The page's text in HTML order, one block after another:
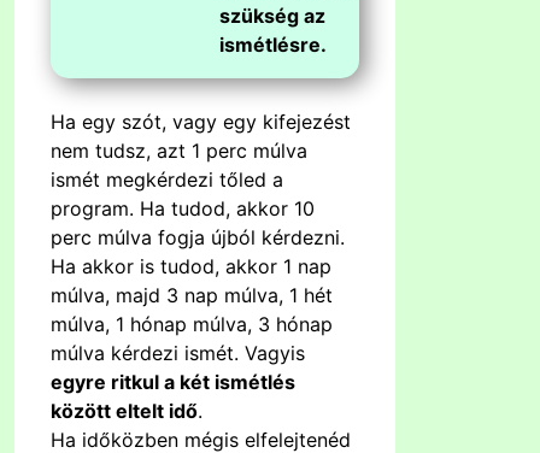
szükség az
ismétlésre.
Ha egy szót, vagy egy kifejezést
nem tudsz, azt 1 perc múlva
ismét megkérdezi tőled a
program. Ha tudod, akkor 10
perc múlva fogja újból kérdezni.
Ha akkor is tudod, akkor 1 nap
múlva, majd 3 nap múlva, 1 hét
múlva, 1 hónap múlva, 3 hónap
múlva kérdezi ismét. Vagyis
egyre ritkul a két ismétlés
között eltelt idő.
Ha időközben mégis elfelejtenéd